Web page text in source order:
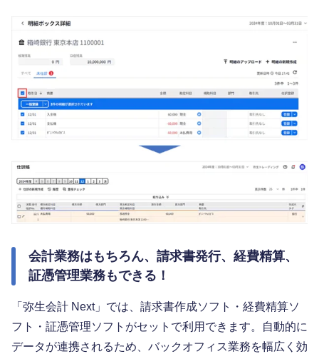
会計業務はもちろん、請求書発行、経費精算、
証憑管理業務もできる！
「弥生会計 Next」では、請求書作成ソフト・経費精算ソ
フト・証憑管理ソフトがセットで利用できます。自動的に
データが連携されるため、バックオフィス業務を幅広く効